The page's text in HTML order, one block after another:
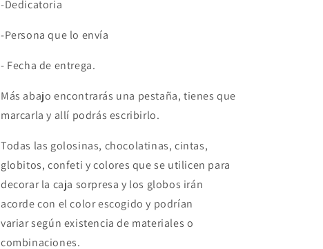
-Dedicatoria
-Persona que lo envía
- Fecha de entrega.
Más abajo encontrarás una pestaña, tienes que
marcarla y allí podrás escribirlo.
Todas las golosinas, chocolatinas, cintas,
globitos, confeti y colores que se utilicen para
decorar la caja sorpresa y los globos irán
acorde con el color escogido y podrían
variar según existencia de materiales o
combinaciones.